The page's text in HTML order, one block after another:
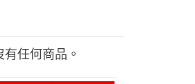
任何商品。